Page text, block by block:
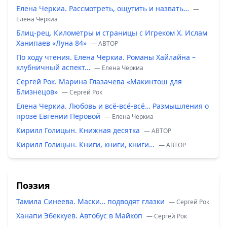
Елена Черкиа. Рассмотреть, ощутить и назвать… —
Елена Черкиа
Блиц-рец. Километры и страницы с Игреком Х. Ислам
Ханипаев «Луна 84» — ABTOP
По ходу чтения. Елена Черкиа. Романы Хайлайна –
клубничный аспект… — Елена Черкиа
Сергей Рок. Марина Глазачева «Макинтош для
Близнецов» — Сергей Рок
Елена Черкиа. Любовь и всё-всё-всё… Размышления о
прозе Евгении Перовой — Елена Черкиа
Кирилл Голицын. Книжная десятка — ABTOP
Кирилл Голицын. Книги, книги, книги… — ABTOP
Поэзия
Тамила Синеева. Маски… подводят глазки — Сергей Рок
Ханапи Эбеккуев. Автобус в Майкоп — Сергей Рок